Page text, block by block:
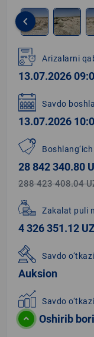
1
of
4
keyboard_arrow_left
Arizalarni
13.07.2026
Savdo
13.07.2026
28 842 340.80
288 423 408.04
Zakalat puli
4 326 351.12
Savdo
Auksion
Savdo
Oshirib